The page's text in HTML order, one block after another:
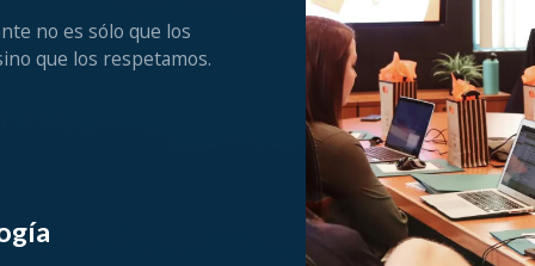
no es sólo que los
que los respetamos.